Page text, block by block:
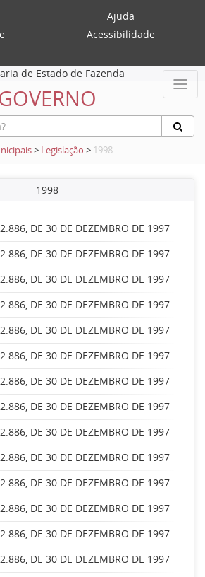
Ajuda
Acessibilidade
de Estado de Fazenda
> Legislação > 1998
1998
DE 30 DE DEZEMBRO DE 1997
DE 30 DE DEZEMBRO DE 1997
DE 30 DE DEZEMBRO DE 1997
DE 30 DE DEZEMBRO DE 1997
DE 30 DE DEZEMBRO DE 1997
DE 30 DE DEZEMBRO DE 1997
DE 30 DE DEZEMBRO DE 1997
DE 30 DE DEZEMBRO DE 1997
DE 30 DE DEZEMBRO DE 1997
DE 30 DE DEZEMBRO DE 1997
DE 30 DE DEZEMBRO DE 1997
DE 30 DE DEZEMBRO DE 1997
DE 30 DE DEZEMBRO DE 1997
DE 30 DE DEZEMBRO DE 1997